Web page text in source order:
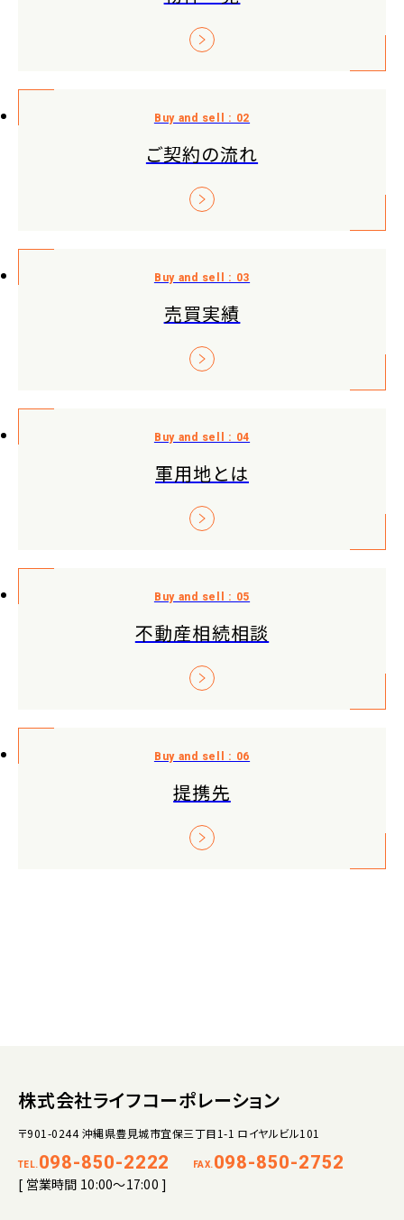
ご契約の流れ
売買実績
軍用地とは
不動産相続相談
提携先
株式会社ライフコーポレーション
〒901-0244 沖縄県豊見城市宜保三丁目1-1 ロイヤルビル101
TEL. 098-850-2222 FAX. 098-850-2752
[ 営業時間 10:00～17:00 ]